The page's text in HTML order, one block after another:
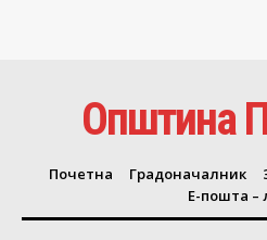
Општина
Почетна Градоначалник
Е-пошта –